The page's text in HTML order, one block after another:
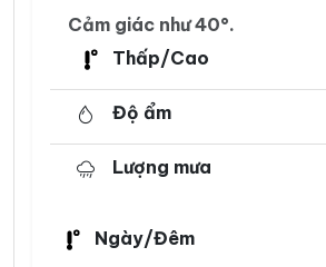
Cảm giác như 40°.
Thấp/Cao
Độ ẩm
Lượng mưa
Ngày/Đêm